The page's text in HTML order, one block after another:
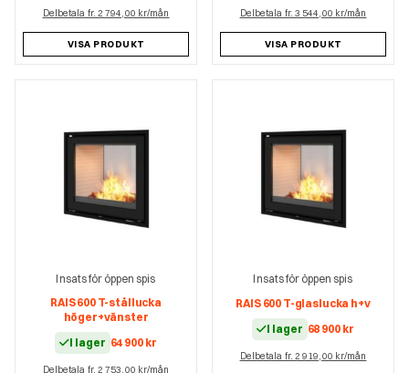
Delbetala fr. 2 794,00 kr/mån
VISA PRODUKT
Delbetala fr. 3 544,00 kr/mån
VISA PRODUKT
Insats för öppen spis
RAIS 600 T-stållucka
höger+vänster
I lager 64 900 kr
Delbetala fr. 2 753,00 kr/mån
Insats för öppen spis
RAIS 600 T-glaslucka h+v
I lager 68 900 kr
Delbetala fr. 2 919,00 kr/mån